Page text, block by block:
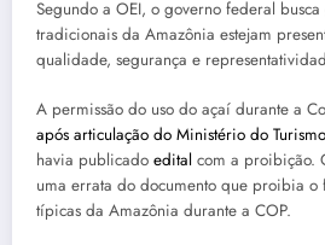
Segundo a OEI, o governo federal
tradicionais da Amazônia estejam
qualidade, segurança e
A permissão do uso do açaí durante a
após articulação do Ministério do
havia publicado edital com a proibição.
uma errata do documento que proibia o
típicas da Amazônia durante a COP.